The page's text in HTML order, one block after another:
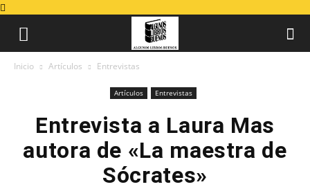
Inicio Artículos Entrevistas
Artículos Entrevistas
Entrevista a Laura Mas
autora de «La maestra de
Sócrates»